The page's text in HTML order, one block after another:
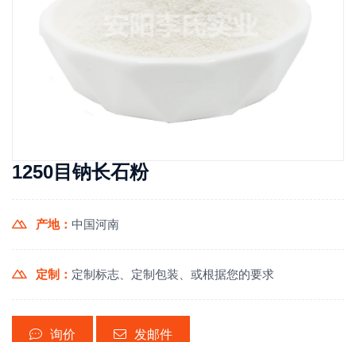
1250目钠长石粉
产地： 中国河南
定制： 定制标志、定制包装、或根据您的要求
询价 发邮件